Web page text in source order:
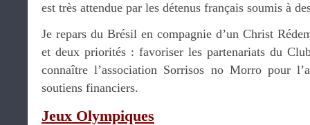
est très attendue par les détenus français soumis à
Je repars du Brésil en compagnie d’un Christ
et deux priorités : favoriser les partenariats du
connaître l’association Sorrisos no Morro pour
soutiens financiers.
Jeux Olympiques